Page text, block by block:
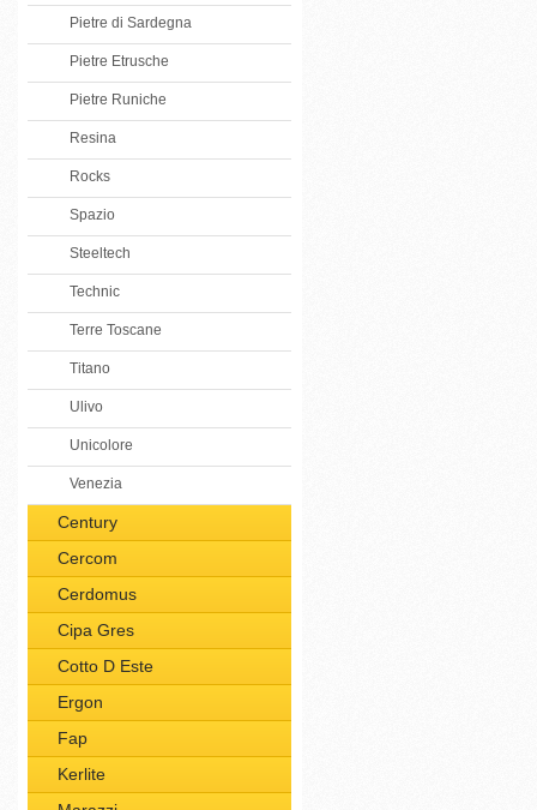
Pietre di Sardegna
Pietre Etrusche
Pietre Runiche
Resina
Rocks
Spazio
Steeltech
Technic
Terre Toscane
Titano
Ulivo
Unicolore
Venezia
Century
Cercom
Cerdomus
Cipa Gres
Cotto D Este
Ergon
Fap
Kerlite